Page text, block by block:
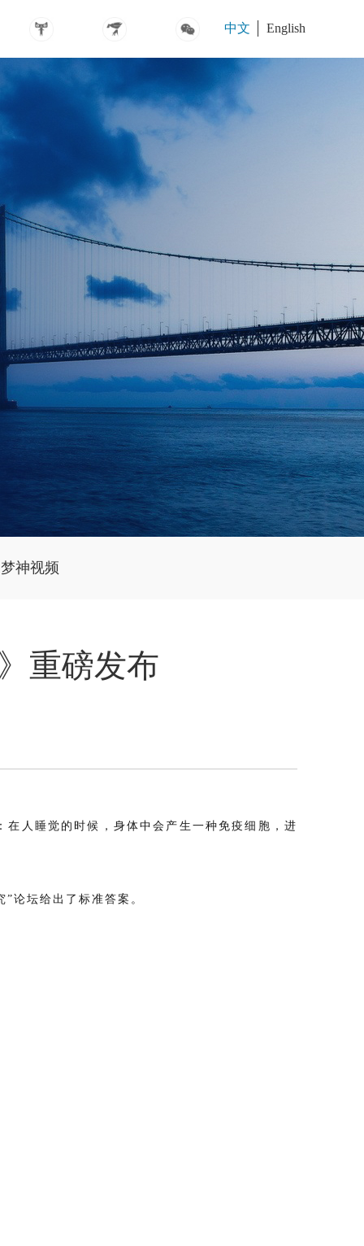
MS310227
MSP2471
中文 English
梦神视频
重磅发布
人睡觉的时候，身体中会产生一种免疫细胞，进
论坛给出了标准答案。